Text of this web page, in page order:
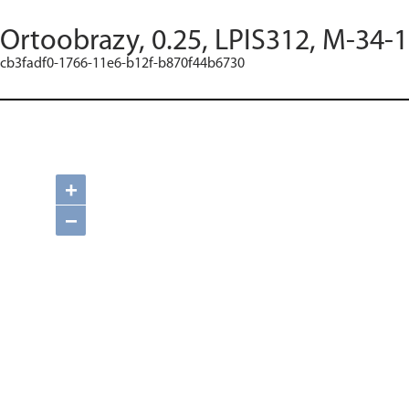
Ortoobrazy, 0.25, LPIS312, M-34-
cb3fadf0-1766-11e6-b12f-b870f44b6730
+
−